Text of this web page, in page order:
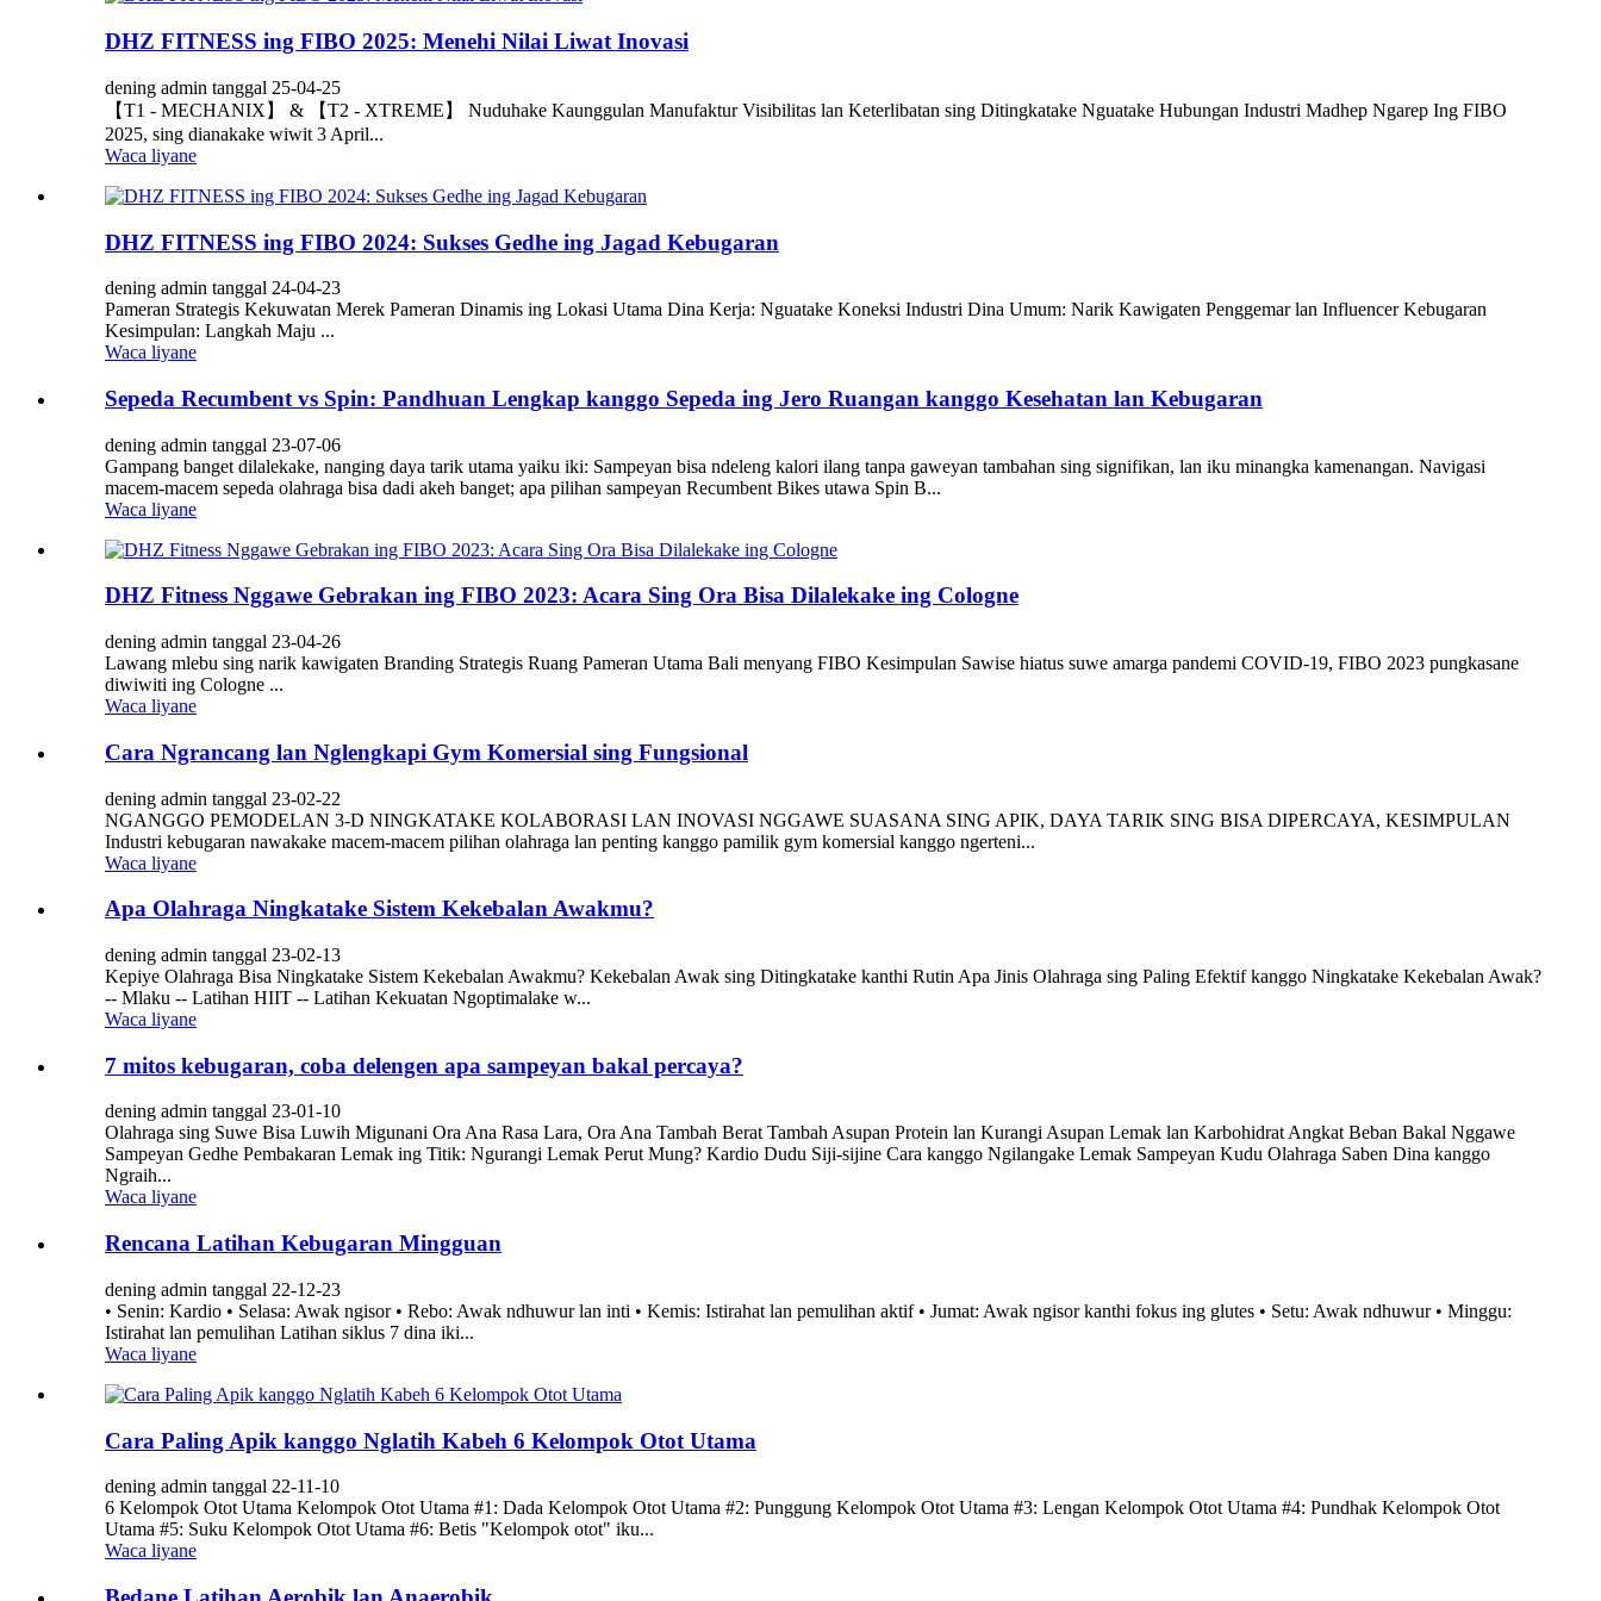
DHZ FITNESS ing FIBO 2025: Menehi Nilai Liwat Inovasi
dening admin tanggal 25-04-25
【T1 - MECHANIX】 & 【T2 - XTREME】 Nuduhake Kaunggulan Manufaktur Visibilitas lan Keterlibatan sing Ditingkatake Nguatake Hubungan Industri Madhep Ngarep Ing FIBO
2025, sing dianakake wiwit 3 April...
Waca liyane
DHZ FITNESS ing FIBO 2024: Sukses Gedhe ing Jagad Kebugaran
dening admin tanggal 24-04-23
Pameran Strategis Kekuwatan Merek Pameran Dinamis ing Lokasi Utama Dina Kerja: Nguatake Koneksi Industri Dina Umum: Narik Kawigaten Penggemar lan Influencer Kebugaran
Kesimpulan: Langkah Maju ...
Waca liyane
Sepeda Recumbent vs Spin: Pandhuan Lengkap kanggo Sepeda ing Jero Ruangan kanggo Kesehatan lan Kebugaran
dening admin tanggal 23-07-06
Gampang banget dilalekake, nanging daya tarik utama yaiku iki: Sampeyan bisa ndeleng kalori ilang tanpa gaweyan tambahan sing signifikan, lan iku minangka kamenangan. Navigasi
macem-macem sepeda olahraga bisa dadi akeh banget; apa pilihan sampeyan Recumbent Bikes utawa Spin B...
Waca liyane
DHZ Fitness Nggawe Gebrakan ing FIBO 2023: Acara Sing Ora Bisa Dilalekake ing Cologne
dening admin tanggal 23-04-26
Lawang mlebu sing narik kawigaten Branding Strategis Ruang Pameran Utama Bali menyang FIBO Kesimpulan Sawise hiatus suwe amarga pandemi COVID-19, FIBO 2023 pungkasane
diwiwiti ing Cologne ...
Waca liyane
Cara Ngrancang lan Nglengkapi Gym Komersial sing Fungsional
dening admin tanggal 23-02-22
NGANGGO PEMODELAN 3-D NINGKATAKE KOLABORASI LAN INOVASI NGGAWE SUASANA SING APIK, DAYA TARIK SING BISA DIPERCAYA, KESIMPULAN
Industri kebugaran nawakake macem-macem pilihan olahraga lan penting kanggo pamilik gym komersial kanggo ngerteni...
Waca liyane
Apa Olahraga Ningkatake Sistem Kekebalan Awakmu?
dening admin tanggal 23-02-13
Kepiye Olahraga Bisa Ningkatake Sistem Kekebalan Awakmu? Kekebalan Awak sing Ditingkatake kanthi Rutin Apa Jinis Olahraga sing Paling Efektif kanggo Ningkatake Kekebalan Awak?
-- Mlaku -- Latihan HIIT -- Latihan Kekuatan Ngoptimalake w...
Waca liyane
7 mitos kebugaran, coba delengen apa sampeyan bakal percaya?
dening admin tanggal 23-01-10
Olahraga sing Suwe Bisa Luwih Migunani Ora Ana Rasa Lara, Ora Ana Tambah Berat Tambah Asupan Protein lan Kurangi Asupan Lemak lan Karbohidrat Angkat Beban Bakal Nggawe
Sampeyan Gedhe Pembakaran Lemak ing Titik: Ngurangi Lemak Perut Mung? Kardio Dudu Siji-sijine Cara kanggo Ngilangake Lemak Sampeyan Kudu Olahraga Saben Dina kanggo
Ngraih...
Waca liyane
Rencana Latihan Kebugaran Mingguan
dening admin tanggal 22-12-23
• Senin: Kardio • Selasa: Awak ngisor • Rebo: Awak ndhuwur lan inti • Kemis: Istirahat lan pemulihan aktif • Jumat: Awak ngisor kanthi fokus ing glutes • Setu: Awak ndhuwur • Minggu:
Istirahat lan pemulihan Latihan siklus 7 dina iki...
Waca liyane
Cara Paling Apik kanggo Nglatih Kabeh 6 Kelompok Otot Utama
dening admin tanggal 22-11-10
6 Kelompok Otot Utama Kelompok Otot Utama #1: Dada Kelompok Otot Utama #2: Punggung Kelompok Otot Utama #3: Lengan Kelompok Otot Utama #4: Pundhak Kelompok Otot
Utama #5: Suku Kelompok Otot Utama #6: Betis "Kelompok otot" iku...
Waca liyane